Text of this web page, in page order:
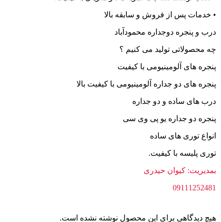
• خدمات پس از فروش و سابقه بالا
درب و پنجره دوجداره محمودآباد
چه محصولاتی تولید می کنیم ؟
پنجره های آلومینیومی با کیفیت
پنجره های دو جداره آلومینیومی با کیفیت بالا
درب های ساده و دو جداره
پنجره دو جداره یو پی وی سی
انواع توری های ساده
توری پلیسه با کیفیت.
بمدیریت: کیوان حیدری
09111252481
هیچ دیدگاهی برای این محصول نوشته نشده است.